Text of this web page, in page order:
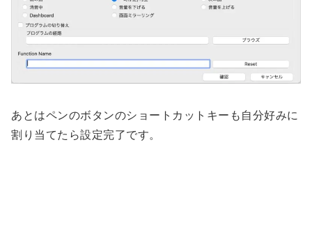
あとはペンのボタンのショートカットキーも自分好みに
割り当てたら設定完了です。